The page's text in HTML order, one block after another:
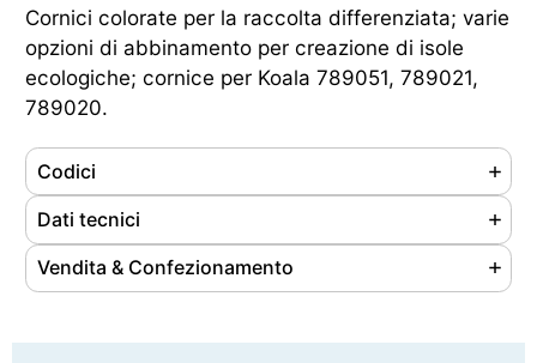
Cornici colorate per la raccolta differenziata; varie
opzioni di abbinamento per creazione di isole
ecologiche; cornice per Koala 789051, 789021,
789020.
Codici
Referenze789039
Ean8056324535348
Dati tecnici
Materiale Metallo
ColoreMarrone
Vendita & Confezionamento
Nr. pezzi/confezione1